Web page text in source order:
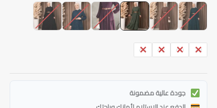
38
40
42
44
جودة عالية مضمونة